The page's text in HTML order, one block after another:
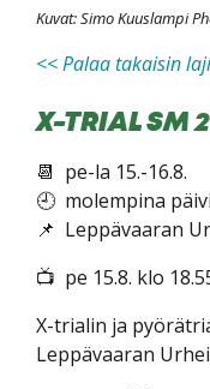
Kuvat: Simo Kuuslampi
<< Palaa takaisin
X-TRIAL SM
📆 pe-la 15.-16.8.
🕘 molempina
📌 Leppävaaran
📺 pe 15.8. klo
X-trialin ja
Leppävaaran